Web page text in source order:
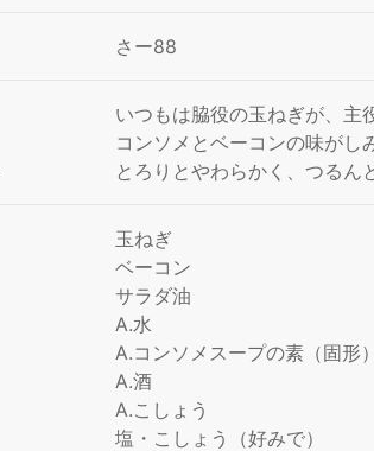
さー88
いつもは脇役の玉ねぎが、主
コンソメとベーコンの味がし
とろりとやわらかく、つるん
玉ねぎ
ベーコン
サラダ油
A.水
A.コンソメスープの素（固形）
A.酒
A.こしょう
塩・こしょう（好みで）